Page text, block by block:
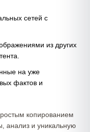
сетей с
из других
на уже
фактов и
копированием
анализ и уникальную